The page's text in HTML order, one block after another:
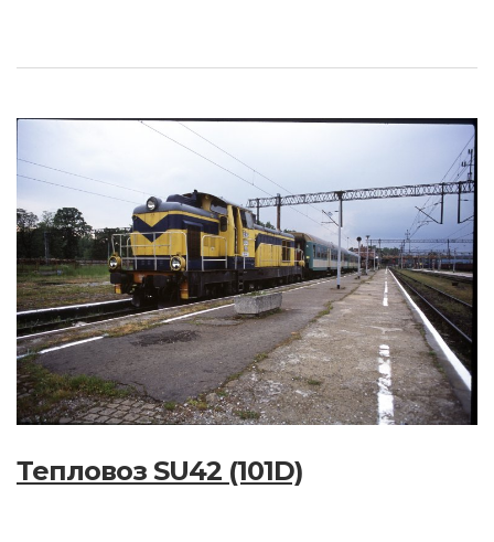
Тепловоз SU42 (101D)